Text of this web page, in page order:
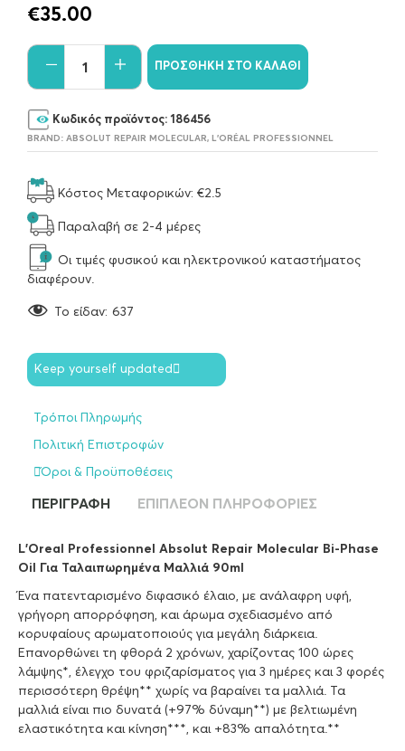
€35.00
ΠΡΟΣΘΉΚΗ ΣΤΟ ΚΑΛΆΘΙ
Κωδικός προϊόντος: 186456
BRAND: ABSOLUT REPAIR MOLECULAR, L'ORÉAL PROFESSIONNEL
Κόστος Μεταφορικών: €2.5
Παραλαβή σε 2-4 μέρες
Οι τιμές φυσικού και ηλεκτρονικού καταστήματος
διαφέρουν.
To είδαν: 637
Keep yourself updated
Τρόποι Πληρωμής
Πολιτική Επιστροφών
Όροι & Προϋποθέσεις
ΠΕΡΙΓΡΑΦΉ ΕΠΙΠΛΈΟΝ ΠΛΗΡΟΦΟΡΊΕΣ
L’Oreal Professionnel Absolut Repair Molecular Bi-Phase
Oil Για Ταλαιπωρημένα Μαλλιά 90ml
Ένα πατενταρισμένο διφασικό έλαιο, με ανάλαφρη υφή,
γρήγορη απορρόφηση, και άρωμα σχεδιασμένο από
κορυφαίους αρωματοποιούς για μεγάλη διάρκεια.
Επανορθώνει τη φθορά 2 χρόνων, χαρίζοντας 100 ώρες
λάμψης*, έλεγχο του φριζαρίσματος για 3 ημέρες και 3 φορές
περισσότερη θρέψη** χωρίς να βαραίνει τα μαλλιά. Τα
μαλλιά είναι πιο δυνατά (+97% δύναμη**) με βελτιωμένη
ελαστικότητα και κίνηση***, και +83% απαλότητα.**